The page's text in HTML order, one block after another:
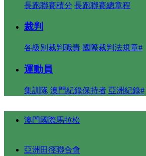
長跑聯賽積分 長跑聯賽總章程
裁判
各級別裁判職責 國際裁判法規章#
運動員
集訓隊 澳門紀錄保持者 亞洲紀錄#
澳門國際馬拉松
亞洲田徑聯合會